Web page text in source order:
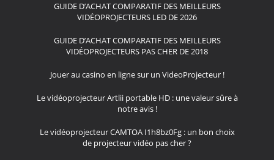
GUIDE D’ACHAT COMPARATIF DES MEILLEURS
VIDÉOPROJECTEURS LED DE 2026
GUIDE D’ACHAT COMPARATIF DES MEILLEURS
VIDÉOPROJECTEURS PAS CHER DE 2018
Jouer au casino en ligne sur un VideoProjecteur !
Le vidéoprojecteur Artlii portable HD : une valeur sûre à
notre avis !
Le vidéoprojecteur CAMTOA I1h8bz0Fg : un bon choix
de projecteur vidéo pas cher ?